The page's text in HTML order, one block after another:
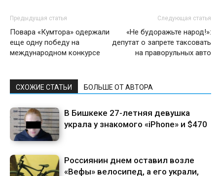
Предыдущая статья
Повара «Кумтора» одержали
еще одну победу на
международном конкурсе
Следующая статья
«Не будоражьте народ!»:
депутат о запрете таксовать
на праворульных авто
СХОЖИЕ СТАТЬИ БОЛЬШЕ ОТ АВТОРА
В Бишкеке 27-летняя девушка
украла у знакомого «iPhone» и $470
Россиянин днем оставил возле
«Вефы» велосипед, а его украли,